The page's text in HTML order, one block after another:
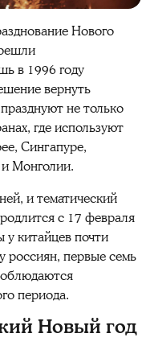
Нового
в 1996 году
вернуть
не только
где используют
Сингапуре,
Монголии.
и тематический
с 17 февраля
у китайцев почти
россиян, первые семь
периода.
Новый год